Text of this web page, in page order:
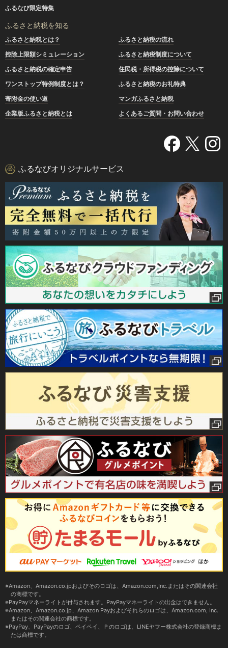
ふるなび限定特集
ふるさと納税を知る
ふるさと納税とは？
ふるさと納税の流れ
控除上限額シミュレーション
ふるさと納税制度について
ふるさと納税の確定申告
住民税・所得税の控除について
ワンストップ特例制度とは？
ふるさと納税のお礼特典
寄附金の使い道
マンガふるさと納税
企業版ふるさと納税とは
よくあるご質問・お問い合わせ
ふるなびオリジナルサービス
Amazon、Amazon.co.jpおよびそのロゴは、Amazon.com,Inc.またはその関連会社
の商標です。
PayPayマネーライトが付与されます。PayPayマネーライトの出金はできません。
Amazon、Amazon.co.jp、Amazon Payおよびそれらのロゴは、Amazon.com, Inc.
またはその関連会社の商標です。
PayPay、PayPayのロゴ、ペイペイ、Ｐのロゴは、LINEヤフー株式会社の登録商標ま
たは商標です。